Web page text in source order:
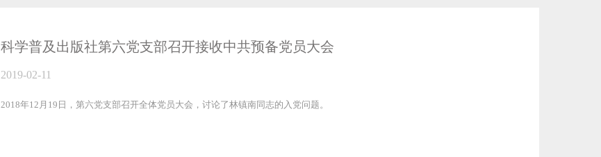
科学普及出版社第六党支部召开接收中共预备党员大会
2019-02-11
2018年12月19日，第六党支部召开全体党员大会，讨论了林镇南同志的入党问题。